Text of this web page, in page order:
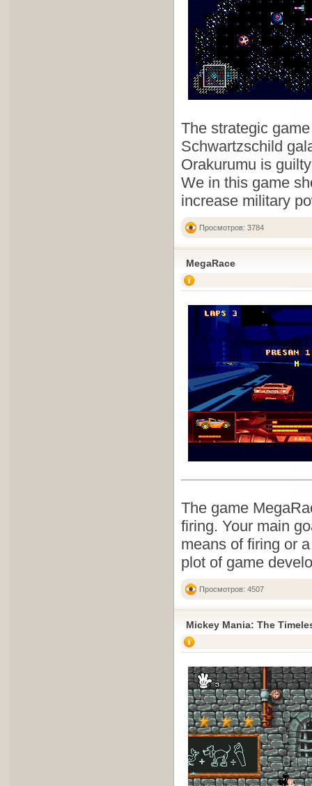
The strategic
Schwartzschild
Orakurumu is
We in this game
increase military
Просмотров: 3784
MegaRace
The game
firing. Your main
means of firing or
plot of game
Просмотров: 4507
Mickey Mania: The